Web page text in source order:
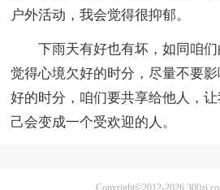
户外活动，我会觉得很抑郁。
下雨天有好也有坏，如同咱们
觉得心境欠好的时分，尽量不要
好的时分，咱们要共享给他人，
己会变成一个受欢迎的人。